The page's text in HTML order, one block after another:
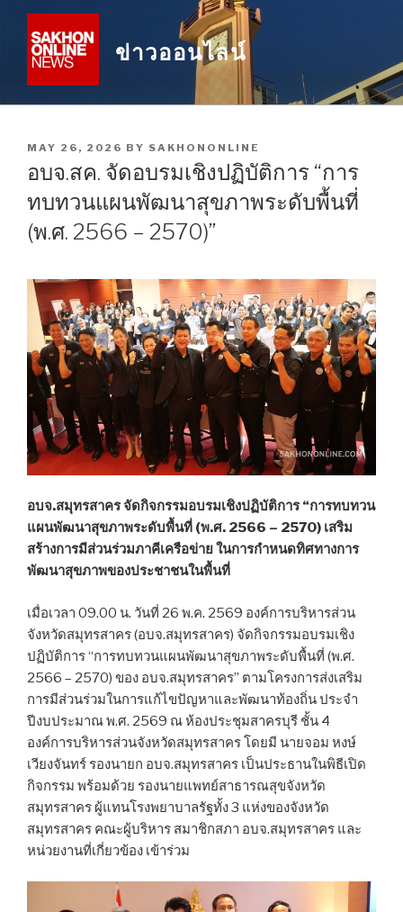
content
ข่าวออนไลน์
POSTED
MAY 26, 2026 BY SAKHONONLINE
อบจ.สค. จัดอบรมเชิงปฏิบัติการ “การ
ทบทวนแผนพัฒนาสุขภาพระดับพื้นที่
(พ.ศ. 2566 – 2570)”
อบจ.สมุทรสาคร จัดกิจกรรมอบรมเชิงปฏิบัติการ “การทบทวน
แผนพัฒนาสุขภาพระดับพื้นที่ (พ.ศ. 2566 – 2570) เสริม
สร้างการมีส่วนร่วมภาคีเครือข่าย ในการกำหนดทิศทางการ
พัฒนาสุขภาพของประชาชนในพื้นที่
เมื่อเวลา 09.00 น. วันที่ 26 พ.ค. 2569 องค์การบริหารส่วน
จังหวัดสมุทรสาคร (อบจ.สมุทรสาคร) จัดกิจกรรมอบรมเชิง
ปฏิบัติการ “การทบทวนแผนพัฒนาสุขภาพระดับพื้นที่ (พ.ศ.
2566 – 2570) ของ อบจ.สมุทรสาคร” ตามโครงการส่งเสริม
การมีส่วนร่วมในการแก้ไขปัญหาและพัฒนาท้องถิ่น ประจำ
ปีงบประมาณ พ.ศ. 2569 ณ ห้องประชุมสาครบุรี ชั้น 4
องค์การบริหารส่วนจังหวัดสมุทรสาคร โดยมี นายจอม หงษ์
เวียงจันทร์ รองนายก อบจ.สมุทรสาคร เป็นประธานในพิธีเปิด
กิจกรรม พร้อมด้วย รองนายแพทย์สาธารณสุขจังหวัด
สมุทรสาคร ผู้แทนโรงพยาบาลรัฐทั้ง 3 แห่งของจังหวัด
สมุทรสาคร คณะผู้บริหาร สมาชิกสภา อบจ.สมุทรสาคร และ
หน่วยงานที่เกี่ยวข้อง เข้าร่วม